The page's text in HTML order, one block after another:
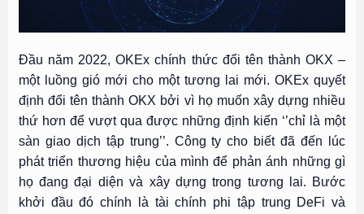
Đầu năm 2022, OKEx chính thức đổi tên thành OKX –
một luồng gió mới cho một tương lai mới. OKEx quyết
định đổi tên thành OKX bởi vì họ muốn xây dựng nhiều
thứ hơn để vượt qua được những định kiến ‘’chỉ là một
sàn giao dịch tập trung’’. Công ty cho biết đã đến lúc
phát triển thương hiệu của mình để phản ánh những gì
họ đang đại diện và xây dựng trong tương lai. Bước
khởi đầu đó chính là tài chính phi tập trung DeFi và